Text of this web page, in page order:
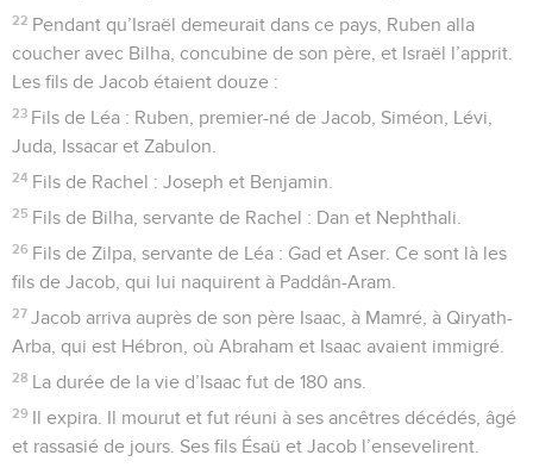
22 Pendant qu’Israël demeurait dans ce pays, Ruben alla
coucher avec Bilha, concubine de son père, et Israël l’apprit.
Les fils de Jacob étaient douze :
23 Fils de Léa : Ruben, premier-né de Jacob, Siméon, Lévi,
Juda, Issacar et Zabulon.
24 Fils de Rachel : Joseph et Benjamin.
25 Fils de Bilha, servante de Rachel : Dan et Nephthali.
26 Fils de Zilpa, servante de Léa : Gad et Aser. Ce sont là les
fils de Jacob, qui lui naquirent à Paddân-Aram.
27 Jacob arriva auprès de son père Isaac, à Mamré, à Qiryath-
Arba, qui est Hébron, où Abraham et Isaac avaient immigré.
28 La durée de la vie d’Isaac fut de 180 ans.
29 Il expira. Il mourut et fut réuni à ses ancêtres décédés, âgé
et rassasié de jours. Ses fils Ésaü et Jacob l’ensevelirent.